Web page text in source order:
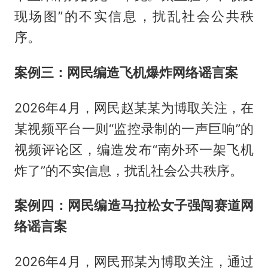
现场图”的不实信息，扰乱社会公共秩
序。
案例三：网民编造飞机爆炸网络谣言案
2026年4月，网民赵某某为博取关注，在
某视频平台一则“监控录制的一声巨响”的
视频评论区，编造发布“南外环一架飞机
炸了”的不实信息，扰乱社会公共秩序。
案例四：网民编造马拉松女子强闯赛道网
络谣言案
2026年4月，网民邢某为博取关注，通过